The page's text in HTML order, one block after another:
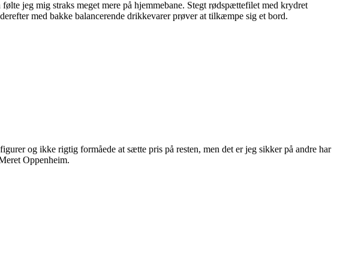
jeg mig straks meget mere på hjemmebane. Stegt rødspættefilet med krydret
med bakke balancerende drikkevarer prøver at tilkæmpe sig et bord.
og ikke rigtig formåede at sætte pris på resten, men det er jeg sikker på andre har
Oppenheim.